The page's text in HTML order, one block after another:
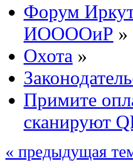
Форум
ИООООиР »
Охота »
Примите
сканируют
« предыдущая